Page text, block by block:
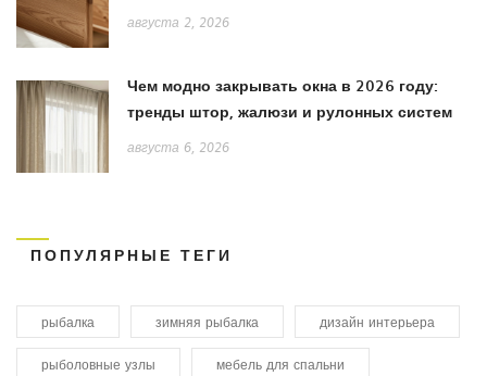
августа 2, 2026
Чем модно закрывать окна в 2026 году:
тренды штор, жалюзи и рулонных систем
августа 6, 2026
ПОПУЛЯРНЫЕ ТЕГИ
рыбалка зимняя рыбалка дизайн интерьера
рыболовные узлы мебель для спальни